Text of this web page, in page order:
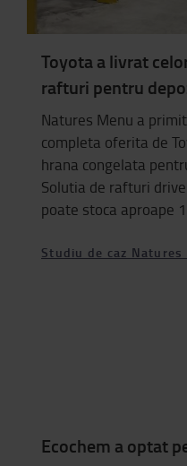
Toyota a livrat
rafturi pentru
Natures Menu a
completa oferita de
hrana congelata
Solutia de rafturi
poate stoca aproape
Studiu de caz Natures
Ecochem a optat